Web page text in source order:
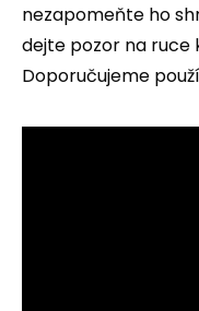
nezapomeňte ho
dejte pozor na ruce
Doporučujeme